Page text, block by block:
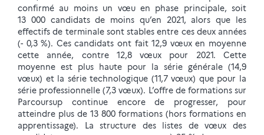
confirmé au moins un vœu en phase principale, soit
13 000 candidats de moins qu’en 2021, alors que les
effectifs de terminale sont stables entre ces deux années
(- 0,3 %). Ces candidats ont fait 12,9 vœux en moyenne
cette année, contre 12,8 vœux pour 2021. Cette
moyenne est plus haute pour la série générale (14,9
vœux) et la série technologique (11,7 vœux) que pour la
série professionnelle (7,3 vœux). L’offre de formations sur
Parcoursup continue encore de progresser, pour
atteindre plus de 13 800 formations (hors formations en
apprentissage). La structure des listes de vœux des